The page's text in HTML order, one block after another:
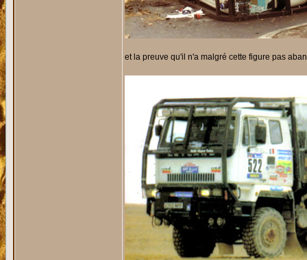
et la preuve qu'il n'a malgré cette figure pas